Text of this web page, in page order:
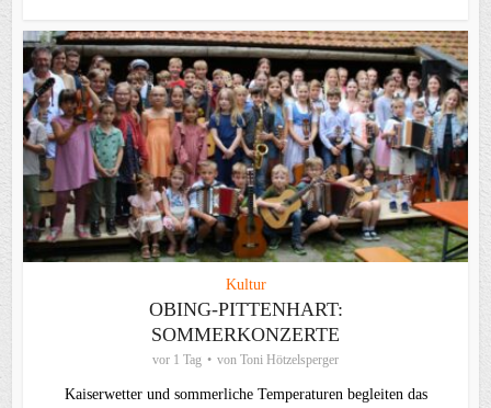
Kultur
OBING-PITTENHART:
SOMMERKONZERTE
vor 1 Tag von Toni Hötzelsperger
Kaiserwetter und sommerliche Temperaturen begleiten das